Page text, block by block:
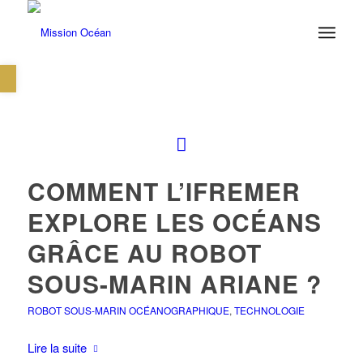
COMMENT L’IFREMER
EXPLORE LES OCÉANS
GRÂCE AU ROBOT
SOUS-MARIN ARIANE ?
ROBOT SOUS-MARIN OCÉANOGRAPHIQUE, TECHNOLOGIE
Lire la suite
Ouvrir la barre d’outils